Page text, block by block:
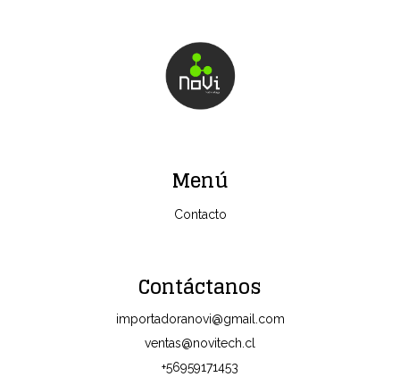
Menú
Contacto
Contáctanos
importadoranovi@gmail.com
ventas@novitech.cl
+56959171453